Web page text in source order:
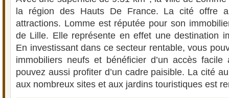
la région des Hauts De France. La cité offre
attractions. Lomme est réputée pour son
de Lille. Elle représente en effet une destination
En investissant dans ce secteur rentable, vous
immobiliers neufs et bénéficier d’un accès
pouvez aussi profiter d’un cadre paisible. La cité
aux nombreux sites et aux jardins touristiques est